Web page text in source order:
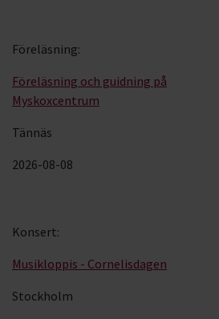
Föreläsning och guidning på
Myskoxcentrum
Tännäs
2026-08-08
Föreläsning:
Musikloppis - Cornelisdagen
Stockholm
Konsert: